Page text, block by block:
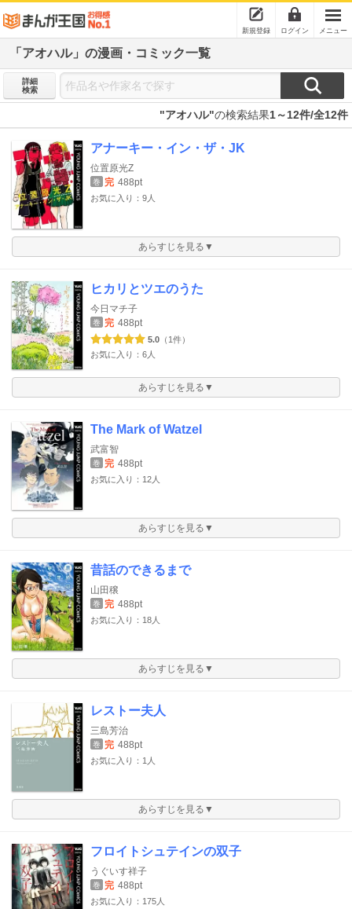
新規登録 ログイン メニュー
「アオハル」の漫画・コミック一覧
詳細
検索
"アオハル"の検索結果1～12件/全12件
アナーキー・イン・ザ・JK
位置原光Z
巻 完 488pt
お気に入り：9人
あらすじを見る▼
ヒカリとツエのうた
今日マチ子
巻 完 488pt
5.0 （1件）
お気に入り：6人
あらすじを見る▼
The Mark of Watzel
武富智
巻 完 488pt
お気に入り：12人
あらすじを見る▼
昔話のできるまで
山田穣
巻 完 488pt
お気に入り：18人
あらすじを見る▼
レストー夫人
三島芳治
巻 完 488pt
お気に入り：1人
あらすじを見る▼
フロイトシュテインの双子
うぐいす祥子
巻 完 488pt
お気に入り：175人